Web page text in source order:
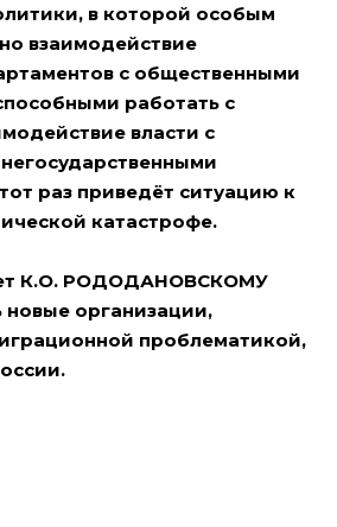
в которой особым
взаимодействие
с общественными
работать с
власти с
раз приведёт ситуацию к
катастрофе.
К.О. РОДОДАНОВСКОМУ
организации,
проблематикой,